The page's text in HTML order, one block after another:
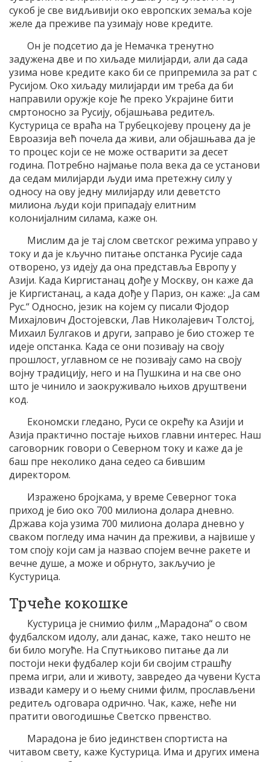
сукоб је све видљивији око европских земаља које
желе да преживе па узимају нове кредите.
Он је подсетио да је Немачка тренутно
задужена две и по хиљаде милијарди, али да сада
узима нове кредите како би се припремила за рат с
Русијом. Око хиљаду милијарди им треба да би
направили оружје које ће преко Украјине бити
смртоносно за Русију, објашњава редитељ.
Кустурица се враћа на Трубецкојеву процену да је
Евроазија већ почела да живи, али објашњава да је
то процес који се не може остварити за десет
година. Потребно најмање пола века да се установи
да седам милијарди људи има претежну силу у
односу на ову једну милијарду или деветсто
милиона људи који припадају елитним
колонијалним силама, каже он.
Мислим да је тај слом светског режима управо у
току и да је кључно питање опстанка Русије сада
отворено, уз идеју да она представља Европу у
Азији. Када Киргистанац дође у Москву, он каже да
је Киргистанац, а када дође у Париз, он каже: „Ја сам
Рус.“ Односно, језик на којем су писали Фјодор
Михајлович Достојевски, Лав Николајевич Толстој,
Михаил Булгаков и други, заправо је био стожер те
идеје опстанка. Када се они позивају на своју
прошлост, углавном се не позивају само на своју
војну традицију, него и на Пушкина и на све оно
што је чинило и заокруживало њихов друштвени
код.
Економски гледано, Руси се окрећу ка Азији и
Азија практично постаје њихов главни интерес. Наш
саговорник говори о Северном току и каже да је
баш пре неколико дана седео са бившим
директором.
Изражено бројкама, у време Северног тока
приход је био око 700 милиона долара дневно.
Држава која узима 700 милиона долара дневно у
сваком погледу има начин да преживи, а највише у
том споју који сам ја назвао спојем вечне ракете и
вечне душе, а може и обрнуто, закључио је
Кустурица.
Трчеће кокошке
Кустурица је снимио филм ,,Марадона“ о свом
фудбалском идолу, али данас, каже, тако нешто не
би било могуће. На Спутњиково питање да ли
постоји неки фудбалер који би својим страшћу
према игри, али и животу, завредео да чувени Куста
извади камеру и о њему сними филм, прослављени
редитељ одговара одрично. Чак, каже, неће ни
пратити овогодишње Светско првенство.
Марадона је био јединствен спортиста на
читавом свету, каже Кустурица. Има и других имена